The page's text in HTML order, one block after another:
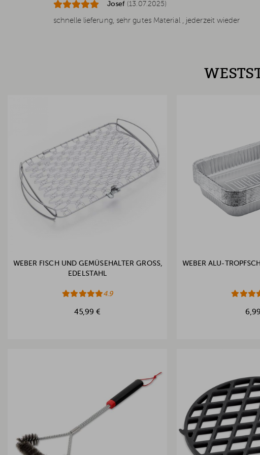
Josef (13.07.2025)
schnelle lieferung, sehr gutes Material , jederzeit wieder
WEBER FISCH UND GEMÜSEHALTER GROSS, E
DELSTAHL
4.9
45,99 €
WEBER ALU-